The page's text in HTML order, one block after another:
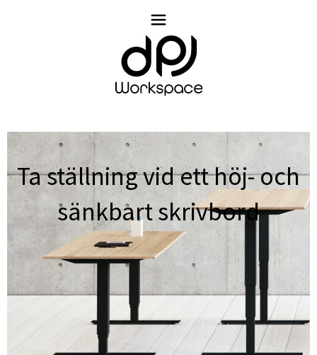
Ta ställning vid ett höj- och
sänkbart skrivbord